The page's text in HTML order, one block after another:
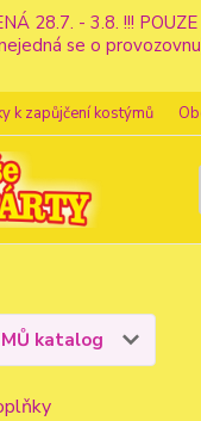
28.7. - 3.8. !!!
se o
k zapůjčení kostýmů
katalog